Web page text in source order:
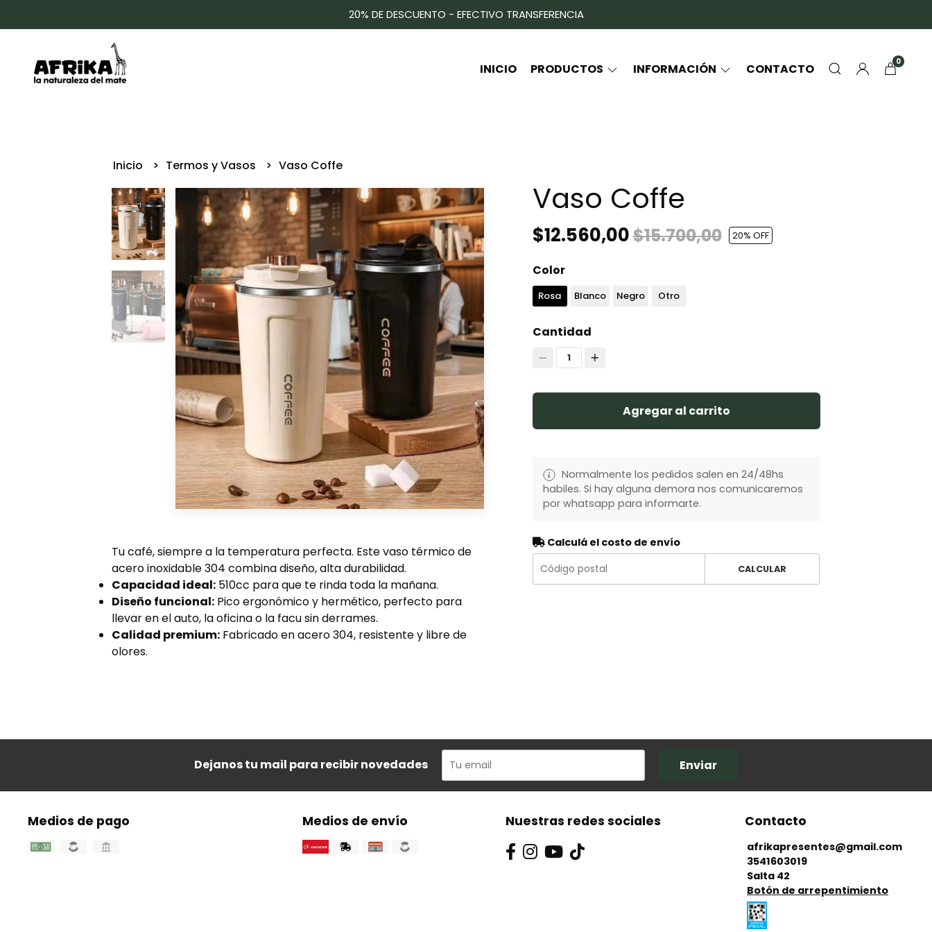
20% DE DESCUENTO - EFECTIVO TRANSFERENCIA
INICIO PRODUCTOS INFORMACIÓN CONTACTO 0
Inicio Termos y Vasos Vaso Coffe
​Tu café, siempre a la temperatura perfecta. Este vaso térmico de
acero inoxidable 304 combina diseño, alta durabilidad.
Capacidad ideal: 510cc para que te rinda toda la mañana.
Diseño funcional: Pico ergonómico y hermético, perfecto para
llevar en el auto, la oficina o la facu sin derrames.
Calidad premium: Fabricado en acero 304, resistente y libre de
olores.
Vaso Coffe
$12.560,00$15.700,00 20% OFF
Color
Rosa Blanco Negro Otro
Cantidad
1
Agregar al carrito
Normalmente los pedidos salen en 24/48hs
habiles. Si hay alguna demora nos comunicaremos
por whatsapp para informarte.
Calculá el costo de envío
CALCULAR
Dejanos tu mail para recibir novedades Enviar
Medios de pago Medios de envío Nuestras redes sociales Contacto
afrikapresentes@gmail.com
3541603019
Salta 42
Botón de arrepentimiento